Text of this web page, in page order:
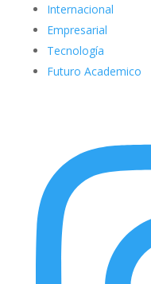
Internacional
Empresarial
Tecnología
Futuro Academico